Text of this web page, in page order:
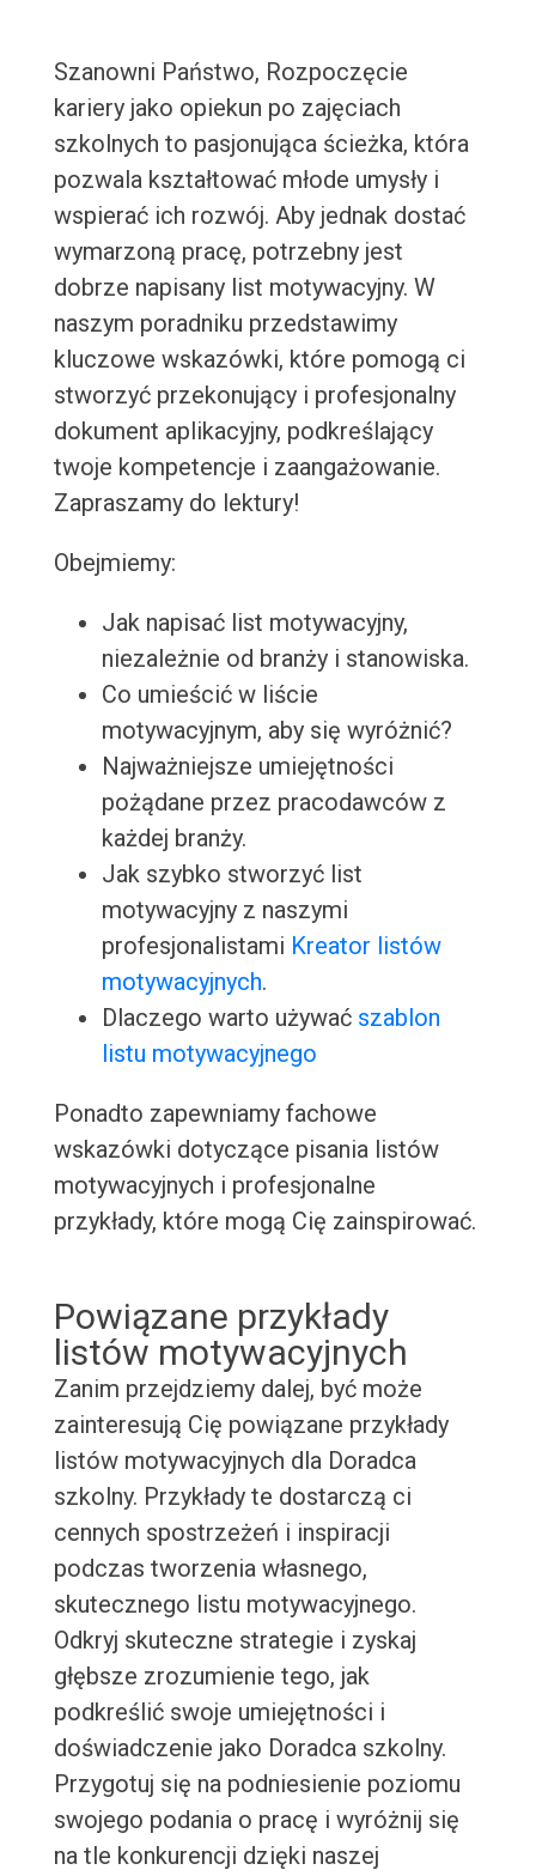
Szanowni Państwo, Rozpoczęcie
kariery jako opiekun po zajęciach
szkolnych to pasjonująca ścieżka, która
pozwala kształtować młode umysły i
wspierać ich rozwój. Aby jednak dostać
wymarzoną pracę, potrzebny jest
dobrze napisany list motywacyjny. W
naszym poradniku przedstawimy
kluczowe wskazówki, które pomogą ci
stworzyć przekonujący i profesjonalny
dokument aplikacyjny, podkreślający
twoje kompetencje i zaangażowanie.
Zapraszamy do lektury!
Obejmiemy:
Jak napisać list motywacyjny,
niezależnie od branży i stanowiska.
Co umieścić w liście
motywacyjnym, aby się wyróżnić?
Najważniejsze umiejętności
pożądane przez pracodawców z
każdej branży.
Jak szybko stworzyć list
motywacyjny z naszymi
profesjonalistami Kreator listów
motywacyjnych.
Dlaczego warto używać szablon
listu motywacyjnego
Ponadto zapewniamy fachowe
wskazówki dotyczące pisania listów
motywacyjnych i profesjonalne
przykłady, które mogą Cię zainspirować.
Powiązane przykłady
listów motywacyjnych
Zanim przejdziemy dalej, być może
zainteresują Cię powiązane przykłady
listów motywacyjnych dla Doradca
szkolny. Przykłady te dostarczą ci
cennych spostrzeżeń i inspiracji
podczas tworzenia własnego,
skutecznego listu motywacyjnego.
Odkryj skuteczne strategie i zyskaj
głębsze zrozumienie tego, jak
podkreślić swoje umiejętności i
doświadczenie jako Doradca szkolny.
Przygotuj się na podniesienie poziomu
swojego podania o pracę i wyróżnij się
na tle konkurencji dzięki naszej